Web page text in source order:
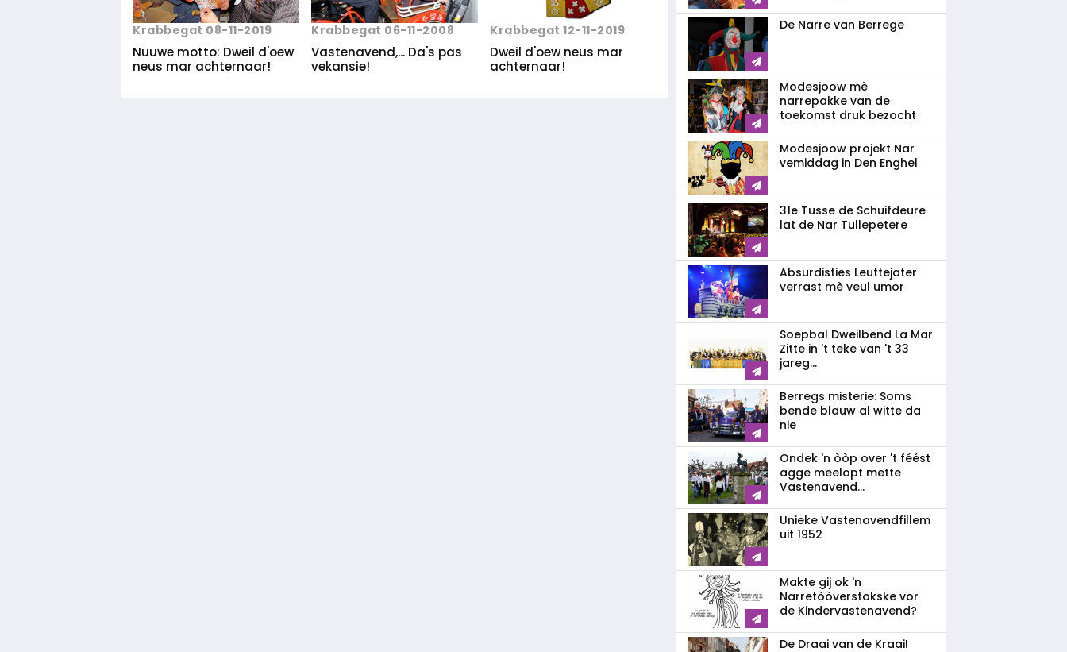
Krabbegat 08-11-2019
Nuuwe motto: Dweil d'oew
neus mar achternaar!
Krabbegat 06-11-2008
Vastenavend,... Da's pas
vekansie!
Krabbegat 12-11-2019
Dweil d'oew neus mar
achternaar!
De Narre van Berrege
Modesjoow mè
narrepakke van de
toekomst druk bezocht
Modesjoow projekt Nar
vemiddag in Den Enghel
31e Tusse de Schuifdeure
lat de Nar Tullepetere
Absurdisties Leuttejater
verrast mè veul umor
Soepbal Dweilbend La Mar
Zitte in 't teke van 't 33
jareg...
Berregs misterie: Soms
bende blauw al witte da
nie
Ondek 'n òòp over 't féést
agge meelopt mette
Vastenavend...
Unieke Vastenavendfillem
uit 1952
Makte gij ok 'n
Narretòòverstokske vor
de Kindervastenavend?
De Draai van de Kraai!